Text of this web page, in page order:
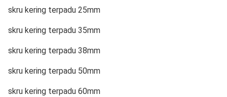
skru kering terpadu 25mm
skru kering terpadu 35mm
skru kering terpadu 38mm
skru kering terpadu 50mm
skru kering terpadu 60mm